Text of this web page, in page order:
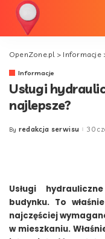
OpenZone.pl> Informacje
Informacje
Usługi
najlepsze?
Posted
By redakcja serwisu 30
Usługi
budynku. To
najczęściej
w mieszkaniu.